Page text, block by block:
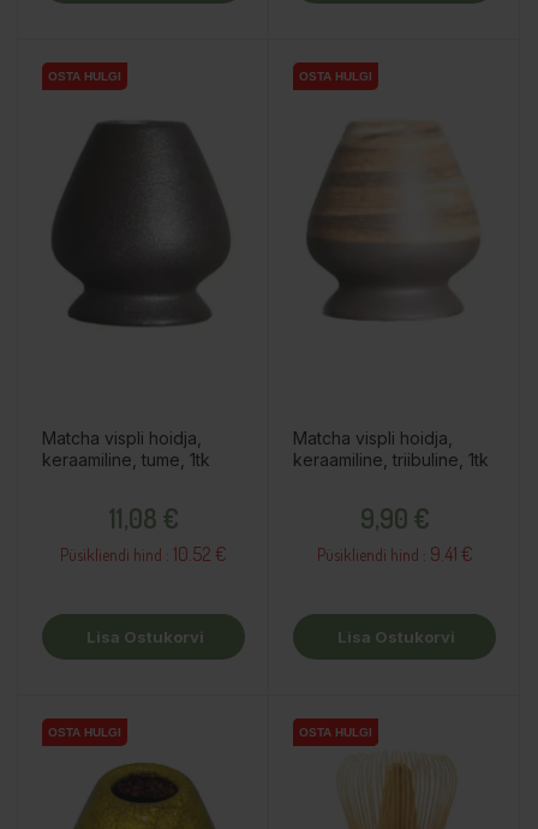
OSTA HULGI
Matcha vispli hoidja,
keraamiline, tume, 1tk
11,08 €
Püsikliendi hind : 10.52 €
Lisa Ostukorvi
OSTA HULGI
Matcha vispli hoidja,
keraamiline, triibuline, 1tk
9,90 €
Püsikliendi hind : 9.41 €
Lisa Ostukorvi
OSTA HULGI OSTA HULGI
OSTA HULGI
OSTA HULGI